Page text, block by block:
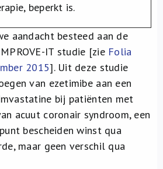
beperkt is.
aandacht besteed aan de
IT studie [zie Folia
2015]. Uit deze studie
van ezetimibe aan een
bij patiënten met
acuut coronair syndroom, een
bescheiden winst qua
maar geen verschil qua